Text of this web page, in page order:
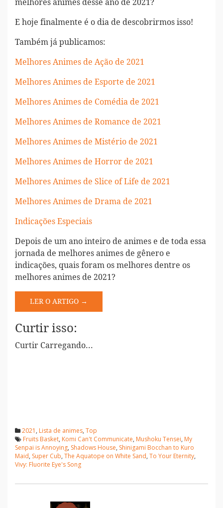
melhores animes desse ano de 2021?
E hoje finalmente é o dia de descobrirmos isso!
Também já publicamos:
Melhores Animes de Ação de 2021
Melhores Animes de Esporte de 2021
Melhores Animes de Comédia de 2021
Melhores Animes de Romance de 2021
Melhores Animes de Mistério de 2021
Melhores Animes de Horror de 2021
Melhores Animes de Slice of Life de 2021
Melhores Animes de Drama de 2021
Indicações Especiais
Depois de um ano inteiro de animes e de toda essa
jornada de melhores animes de gênero e
indicações, quais foram os melhores dentre os
melhores animes de 2021?
LER O ARTIGO →
Curtir isso:
Curtir Carregando...
2021, Lista de animes, Top
Fruits Basket, Komi Can't Communicate, Mushoku Tensei, My
Senpai is Annoying, Shadows House, Shinigami Bocchan to Kuro
Maid, Super Cub, The Aquatope on White Sand, To Your Eternity,
Vivy: Fluorite Eye's Song